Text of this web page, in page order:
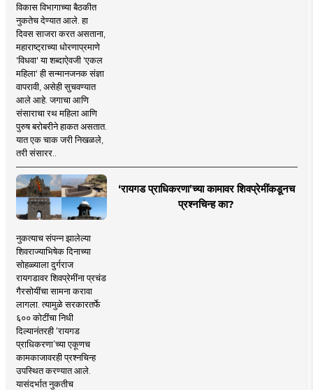
विकास विभागाच्या बैठकीत
नुकतेच देण्यात आले. हा
दिवस साजरा करत असताना,
महाराष्ट्राच्या धोरणाप्रमाणे
'विधवा' या शब्दाऐवजी 'एकल
महिला' ही सन्मानजनक संज्ञा
वापरावी, असेही सुचवण्यात
आले आहे. जगाचा आणि
संसाराचा रथ महिला आणि
पुरुष बरोबरीने हाकत असतात.
यात एक चाक जरी निखळले,
तरी संसारर..
‘रायगड प्राधिकरणा’च्या कामावर शिवप्रेमींकडूनच
प्रश्नचिन्ह का?
नुकत्याच संपन्न झालेल्या
शिवराज्याभिषेक दिनाच्या
सोहळ्याला दुर्गराज
रायगडावर शिवप्रेमींना प्रचंड
गैरसोयींचा सामना करावा
लागला. त्यामुळे सरकारतर्फे
६०० कोटींचा निधी
दिल्यानंतरही ‘रायगड
प्राधिकरणा’च्या एकूणच
कामकाजावरही प्रश्नचिन्ह
उपस्थित करण्यात आले.
यासंदर्भात नुकतीच